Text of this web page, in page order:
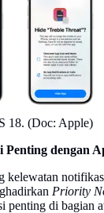
18. (Doc: Apple)
dengan
kelewatan
Priority
penting di bagian